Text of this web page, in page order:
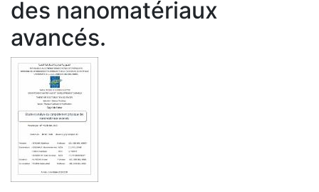
des nanomatériaux
avancés.